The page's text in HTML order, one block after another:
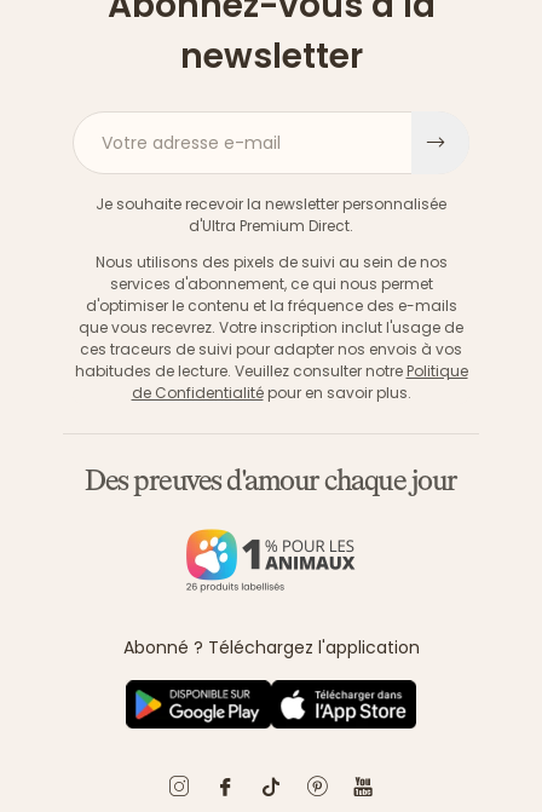
newsletter
Votre adresse e-mail
Je souhaite recevoir la newsletter personnalisée
d'Ultra Premium Direct.
Nous utilisons des pixels de suivi au sein de nos
services d'abonnement, ce qui nous permet
d'optimiser le contenu et la fréquence des e-mails
que vous recevrez. Votre inscription inclut l'usage de
ces traceurs de suivi pour adapter nos envois à vos
habitudes de lecture. Veuillez consulter notre Politique
de Confidentialitépour en savoir plus.
Des preuves d'amour chaque jour
Abonné ? Téléchargez l'application